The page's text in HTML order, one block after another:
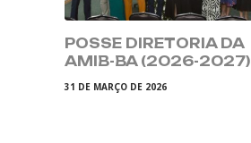
POSSE DIRETORIA DA
AMIB-BA (2026-2027)
31 DE MARÇO DE 2026